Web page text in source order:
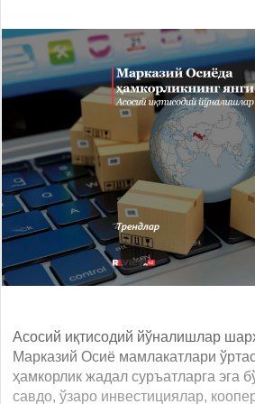
Асосий иқтисодий йўналишлар
Марказий Осиё мамлакатлари
ҳамкорлик жадал суръатларга эга
савдо, ўзаро инвестициялар,